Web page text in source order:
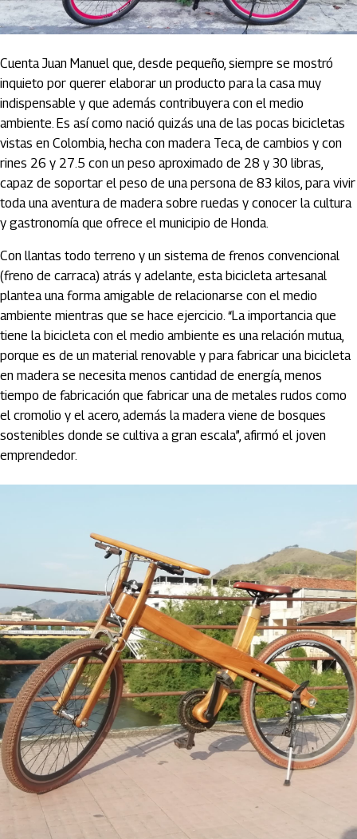
Cuenta Juan Manuel que, desde pequeño, siempre se mostró
inquieto por querer elaborar un producto para la casa muy
indispensable y que además contribuyera con el medio
ambiente. Es así como nació quizás una de las pocas bicicletas
vistas en Colombia, hecha con madera Teca, de cambios y con
rines 26 y 27.5 con un peso aproximado de 28 y 30 libras,
capaz de soportar el peso de una persona de 83 kilos, para vivir
toda una aventura de madera sobre ruedas y conocer la cultura
y gastronomía que ofrece el municipio de Honda.
Con llantas todo terreno y un sistema de frenos convencional
(freno de carraca) atrás y adelante, esta bicicleta artesanal
plantea una forma amigable de relacionarse con el medio
ambiente mientras que se hace ejercicio. “La importancia que
tiene la bicicleta con el medio ambiente es una relación mutua,
porque es de un material renovable y para fabricar una bicicleta
en madera se necesita menos cantidad de energía, menos
tiempo de fabricación que fabricar una de metales rudos como
el cromolio y el acero, además la madera viene de bosques
sostenibles donde se cultiva a gran escala”, afirmó el joven
emprendedor.